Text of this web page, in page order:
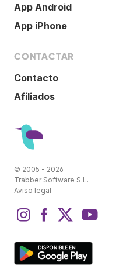
App Android
App iPhone
CONTACTAR
Contacto
Afiliados
© 2005 - 2026
Trabber Software S.L.
Aviso legal